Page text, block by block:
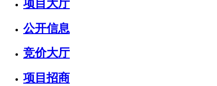
项目大厅
公开信息
竞价大厅
项目招商